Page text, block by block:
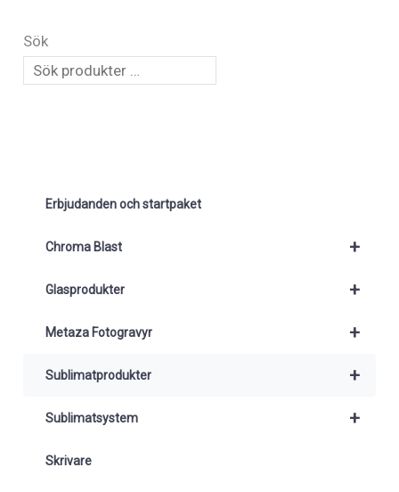
Sök
Erbjudanden och startpaket
+
Chroma Blast
+
Glasprodukter
+
Metaza Fotogravyr
+
Sublimatprodukter
+
Sublimatsystem
Skrivare